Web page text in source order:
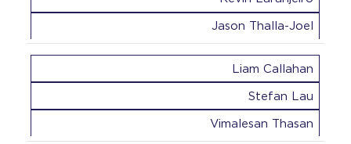
Jason Thalla-Joel
Liam Callahan
Stefan Lau
Vimalesan Thasan